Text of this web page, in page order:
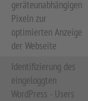
geräteunabhängigen
Pixeln zur
optimierten Anzeige
der Webseite
Identifizierung des
eingeloggten
WordPress - Users